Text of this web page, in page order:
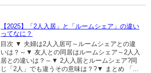
【2025】「2人入居」と「ルームシェア」の違い
ってなに？
目次 ▼ 夫婦は2人入居可～ルームシェアとの違
いは？～▼ 友人との同居はルームシェア～2人入
居との違いは？～▼ 2人入居とルームシェア?同
じ「2人」でも違うその意味は？?▼ まとめ 「...